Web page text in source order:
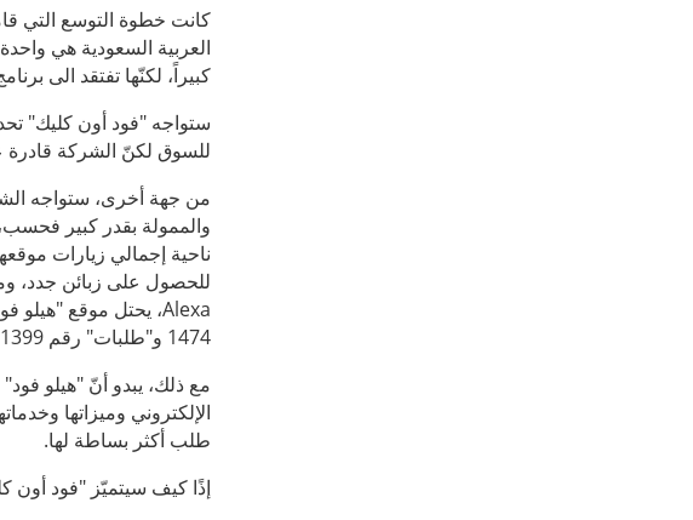
كانت خطوة التوسع التي
العربية السعودية هي
كبيراً، لكنّها تفتقد الى
ستواجه "فود أون كليك"
للسوق لكنّ الشركة قادرة
من جهة أخرى، ستواجه
والممولة بقدر كبير
ناحية إجمالي زيارات
للحصول على زبائن جدد،
1474 و"طلبات" رقم 1399).
مع ذلك، يبدو أنّ "هيلو
الإلكتروني وميزاتها
طلب أكثر بساطة لها.
إذًا كيف سيتميّز "فود أون